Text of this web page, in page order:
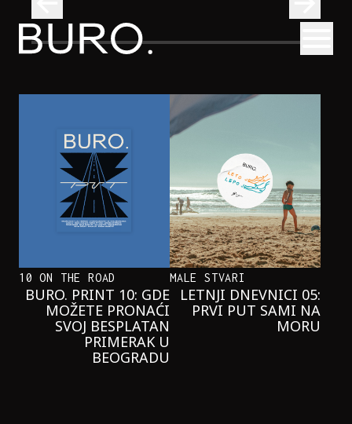
BURO.
BEOGRAD, BAJAGA I OSAMDESETE:
MJUZIKL KOJI NE PROPUŠTAMO
10 ON THE ROAD
BURO. PRINT 10: GDE
MOŽETE PRONAĆI
SVOJ BESPLATAN
PRIMERAK U
BEOGRADU
MALE STVARI
LETNJI DNEVNICI 05:
PRVI PUT SAMI NA
MORU